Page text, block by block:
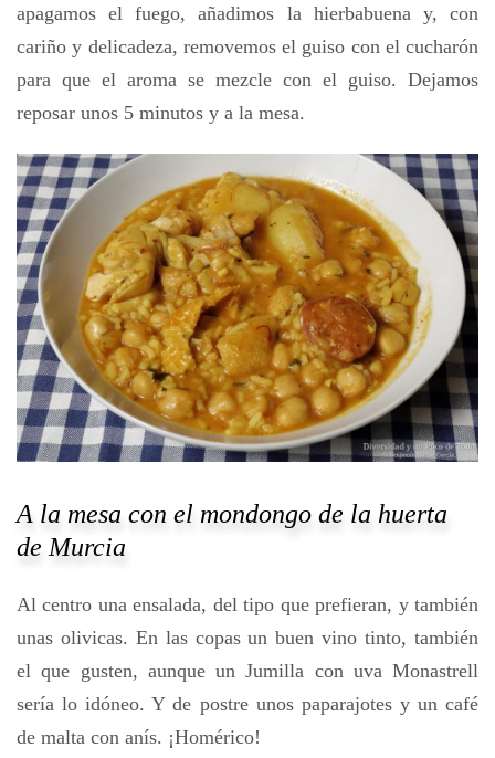
apagamos el fuego, añadimos la hierbabuena y, con
cariño y delicadeza, removemos el guiso con el cucharón
para que el aroma se mezcle con el guiso. Dejamos
reposar unos 5 minutos y a la mesa.
A la mesa con el mondongo de la huerta
de Murcia
Al centro una ensalada, del tipo que prefieran, y también
unas olivicas. En las copas un buen vino tinto, también
el que gusten, aunque un Jumilla con uva Monastrell
sería lo idóneo. Y de postre unos paparajotes y un café
de malta con anís. ¡Homérico!